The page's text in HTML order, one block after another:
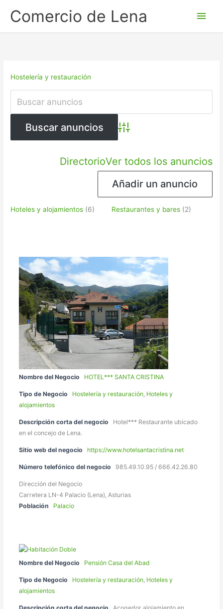
Comercio de Lena
Hostelería y restauración
Búsqueda avanzada
DirectorioVer todos los anuncios
Añadir un anuncio
Hoteles y alojamientos (6) Restaurantes y bares (2)
Nombre del Negocio HOTEL*** SANTA CRISTINA
Tipo de Negocio Hostelería y restauración Hoteles y
alojamientos
Descripción corta del negocio
Hotel*** Restaurante ubicado
en el concejo de Lena.
Sitio web del negocio https://www.hotelsantacristina.net
Número telefónico del negocio 985.49.10.95 / 666.42.26.80
Dirección del Negocio
Carretera LN-4 Palacio (Lena), Asturias
Población
Palacio
Nombre del Negocio Pensión Casa del Abad
Tipo de Negocio Hostelería y restauración, Hoteles y
alojamientos